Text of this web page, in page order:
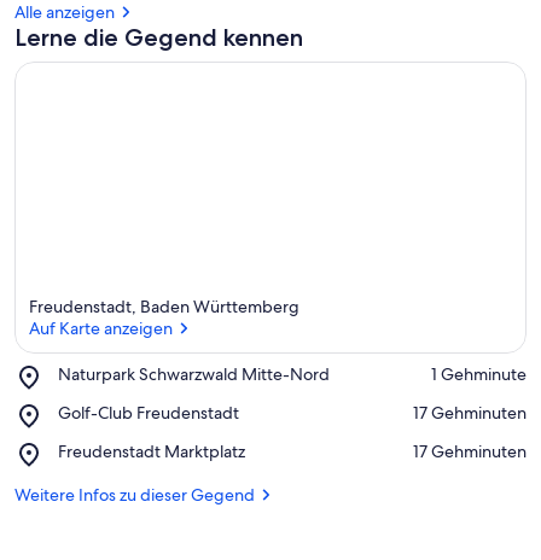
Alle anzeigen
Lerne die Gegend kennen
Freudenstadt, Baden Württemberg
Auf Karte anzeigen
Naturpark Schwarzwald Mitte-Nord
Place,
Schwarzwald
Nord
‪1 Gehminute‬
Golf-Club Freudenstadt
Place,
Club
‪17 Gehminuten‬
Freudenstadt Marktplatz
Place,
Marktplatz
‪17 Gehminuten‬
Weitere Infos zu dieser Gegend